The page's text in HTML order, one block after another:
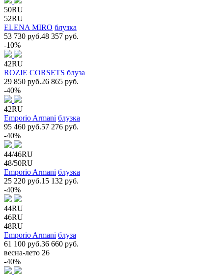
50RU
52RU
ELENA MIRO блузка
53 730 руб.48 357 руб.
-10%
42RU
ROZIE CORSETS блуза
29 850 руб.26 865 руб.
-40%
42RU
Emporio Armani блузка
95 460 руб.57 276 руб.
-40%
44/46RU
48/50RU
Emporio Armani блузка
25 220 руб.15 132 руб.
-40%
44RU
46RU
48RU
Emporio Armani блуза
61 100 руб.36 660 руб.
весна-лето 26
-40%